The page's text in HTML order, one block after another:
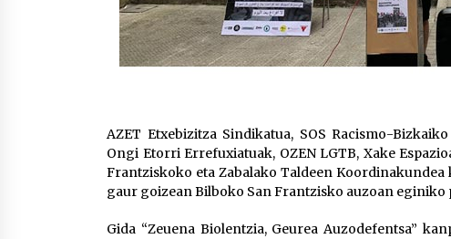
AZET Etxebizitza Sindikatua, SOS Racismo-
Ongi Etorri Errefuxiatuak, OZEN LGTB, Xake
Frantziskoko eta Zabalako Taldeen
gaur goizean Bilboko San Frantzisko auzoan
Gida “Zeuena Biolentzia, Geurea Auzodefentsa”